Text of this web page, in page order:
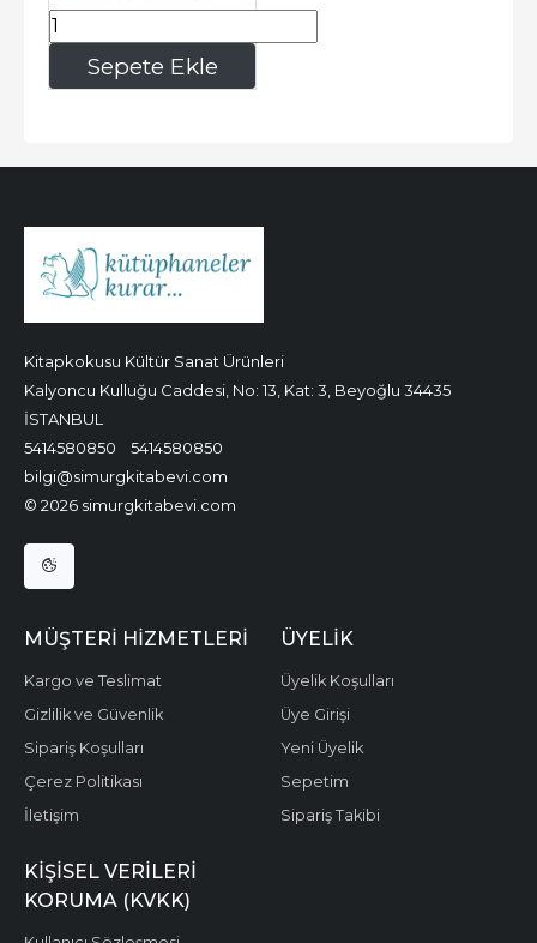
Sepete Ekle
192,00
Kitapkokusu Kültür Sanat Ürünleri
Kalyoncu Kulluğu Caddesi, No: 13, Kat: 3, Beyoğlu 34435
İSTANBUL
5414580850
5414580850
bilgi@simurgkitabevi.com
© 2026 simurgkitabevi.com
MÜŞTERI HIZMETLERI
Kargo ve Teslimat
Gizlilik ve Güvenlik
Sipariş Koşulları
Çerez Politikası
İletişim
ÜYELIK
Üyelik Koşulları
Üye Girişi
Yeni Üyelik
Sepetim
Sipariş Takibi
KIŞISEL VERILERI
KORUMA (KVKK)